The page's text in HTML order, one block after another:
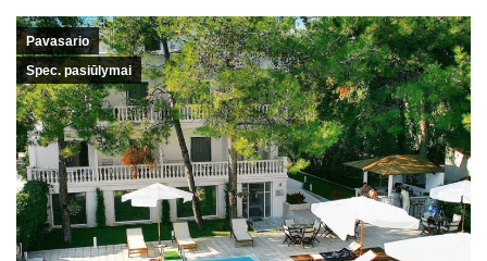
Pavasario
Spec. pasiūlymai